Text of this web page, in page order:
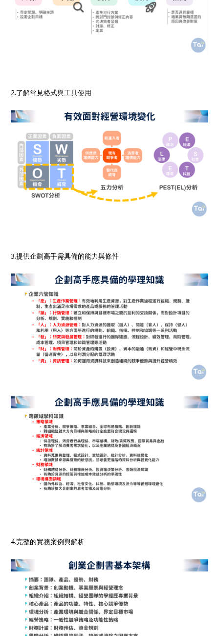
2.了解常見格式與工具使用
3.提供企劃高手需具備的能力與條件
4.完整的實務案例與解析